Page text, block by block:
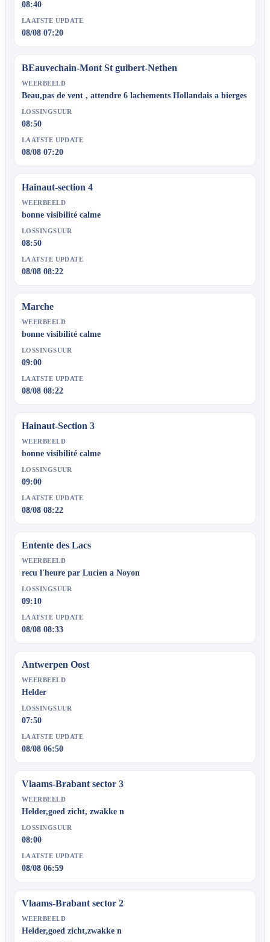
08:40
LAATSTE UPDATE
08/08 07:20
BEauvechain-Mont St guibert-Nethen
WEERBEELD
Beau,pas de vent , attendre 6 lachements Hollandais a bierges
LOSSINGSUUR
08:50
LAATSTE UPDATE
08/08 07:20
Hainaut-section 4
WEERBEELD
bonne visibilité calme
LOSSINGSUUR
08:50
LAATSTE UPDATE
08/08 08:22
Marche
WEERBEELD
bonne visibilité calme
LOSSINGSUUR
09:00
LAATSTE UPDATE
08/08 08:22
Hainaut-Section 3
WEERBEELD
bonne visibilité calme
LOSSINGSUUR
09:00
LAATSTE UPDATE
08/08 08:22
Entente des Lacs
WEERBEELD
recu l'heure par Lucien a Noyon
LOSSINGSUUR
09:10
LAATSTE UPDATE
08/08 08:33
Antwerpen Oost
WEERBEELD
Helder
LOSSINGSUUR
07:50
LAATSTE UPDATE
08/08 06:50
Vlaams-Brabant sector 3
WEERBEELD
Helder,goed zicht, zwakke n
LOSSINGSUUR
08:00
LAATSTE UPDATE
08/08 06:59
Vlaams-Brabant sector 2
WEERBEELD
Helder,goed zicht,zwakke n